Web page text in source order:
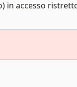
in accesso